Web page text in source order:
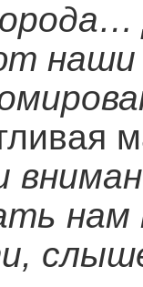
наши